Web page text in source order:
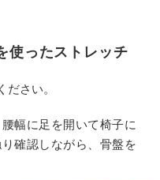
使ったストレッチ
さい。
幅に足を開いて椅子に
確認しながら、骨盤を